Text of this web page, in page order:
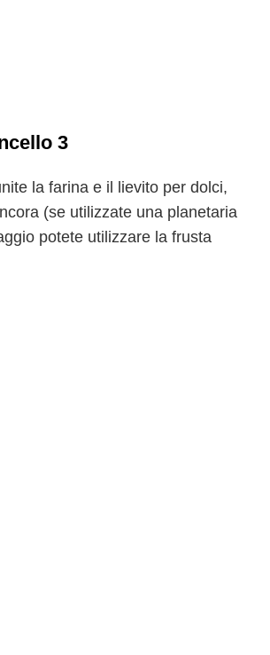
3
la farina e il lievito per dolci,
(se utilizzate una planetaria
potete utilizzare la frusta